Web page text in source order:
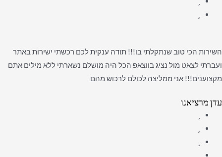
השירות הכי טוב שנתקלתי בו!!! תודה ענקית לכם רכשתי ישירות באתר
ועברתי לצאט מול נציג בווצאפ הכל היה מושלם נשארתי ללא מילים אתם
מקצוענים!!! אני ממליצה לכולם לרכוש מהם
עדן מרציאנו